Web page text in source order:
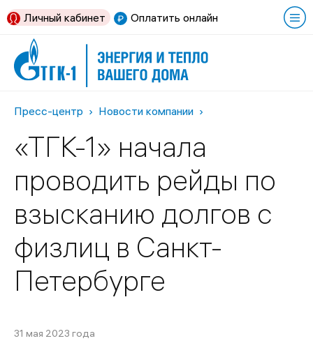
Оплатить онлайн
Личный кабинет
Пресс-центр Новости компании
«ТГК-1» начала
проводить рейды по
взысканию долгов с
физлиц в Санкт-
Петербурге
31 мая 2023 года